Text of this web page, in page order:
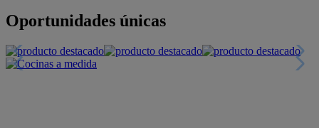
Oportunidades únicas